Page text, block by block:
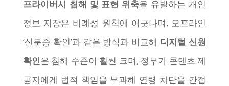
프라이버시 침해 및 표현 위축을 유발하는 개인
정보 저장은 비례성 원칙에 어긋나며, 오프라인
‘신분증 확인’과 같은 방식과 비교해 디지털 신원
확인은 침해 수준이 훨씬 크며, 정부가 콘텐츠 제
공자에게 법적 책임을 부과해 연령 차단을 간접